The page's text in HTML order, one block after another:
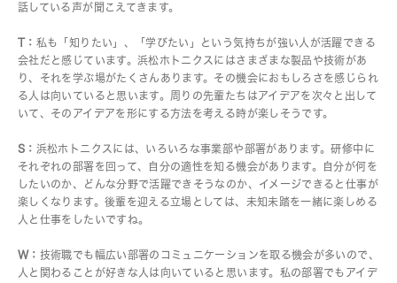
話している声が聞こえてきます。
T： 私も「知りたい」、「学びたい」という気持ちが強い人が活躍できる
会社だと感じています。浜松ホトニクスにはさまざまな製品や技術があ
り、それを学ぶ場がたくさんあります。その機会におもしろさを感じられ
る人は向いていると思います。周りの先輩たちはアイデアを次々と出して
いて、そのアイデアを形にする方法を考える時が楽しそうです。
S： 浜松ホトニクスには、いろいろな事業部や部署があります。研修中に
それぞれの部署を回って、自分の適性を知る機会があります。自分が何を
したいのか、どんな分野で活躍できそうなのか、イメージできると仕事が
楽しくなります。後輩を迎える立場としては、未知未踏を一緒に楽しめる
人と仕事をしたいですね。
W： 技術職でも幅広い部署のコミュニケーションを取る機会が多いので、
人と関わることが好きな人は向いていると思います。私の部署でもアイデ